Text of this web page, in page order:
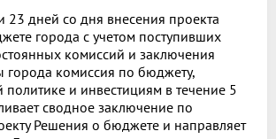
23 дней со дня внесения проекта
города с учетом поступивших
комиссий и заключения
города комиссия по бюджету,
политике и инвестициям в течение 5
сводное заключение по
Решения о бюджете и направляет